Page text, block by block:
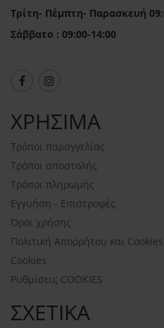
Τρίτη- Πέμπτη- Παρασκευή
Σάββατο : 09:00-14:00
ΧΡΗΣΙΜΑ
Τρόποι παραγγελίας
Τρόποι αποστολής
Τρόποι πληρωμής
Εγγυήση - Επιστροφές
Όροι χρήσης
Πολιτική Απορρήτου και Cookies
Cookies
Ρυθμίσεις COOKIES
ΣΧΕΤΙΚΑ